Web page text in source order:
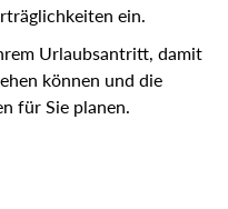
ein.
Urlaubsantritt, damit
können und die
für Sie planen.